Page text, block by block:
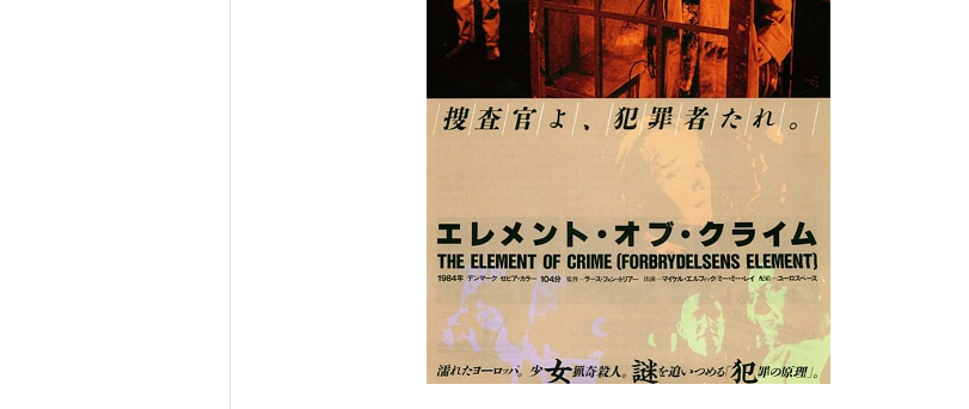
（2005） 監督、脚本
スティーヴン・キングのキングダム・ホスピタル（2004）＜TVM＞ 原案、製作総指
（2003） 監督、脚本
メイキング・オブ・ドッグヴィル 〜告白〜（2003） 出演
（2003）＜未＞ 監督、出演
ダンサー・イン・ザ・ダーク （2000） 監督、脚本
（1998） 監督、脚本、撮影
第3章／第4章（1997） 監督、脚本、原案
（1996） 監督、脚本
（1994） 監督、脚本、原案